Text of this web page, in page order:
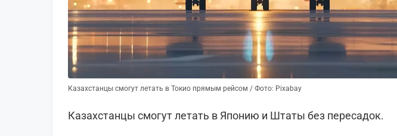
Казахстанцы смогут летать в Токио прямым рейсом / Фото: Pixabay
Казахстанцы смогут летать в Японию и Штаты без пересадок.